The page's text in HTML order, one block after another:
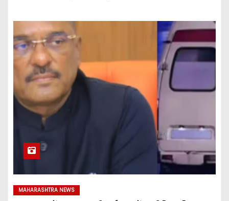
MAHARASHTRA NEWS